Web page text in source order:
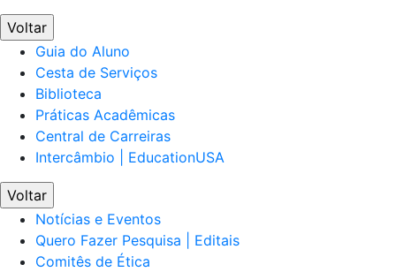
Voltar
Guia do Aluno
Cesta de Serviços
Biblioteca
Práticas Acadêmicas
Central de Carreiras
Intercâmbio | EducationUSA
Voltar
Notícias e Eventos
Quero Fazer Pesquisa | Editais
Comitês de Ética